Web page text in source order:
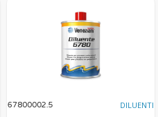
67800002.5 DILUENTI